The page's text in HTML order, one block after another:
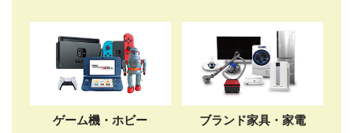
ゲーム機・ホビー ブランド家具・家電